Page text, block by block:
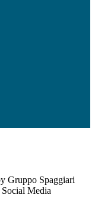
Gruppo Spaggiari
Media